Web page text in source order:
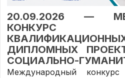
20.09.2026 —
КОНКУРС
ДИПЛОМНЫХ
СОЦИАЛЬНО-
Международный